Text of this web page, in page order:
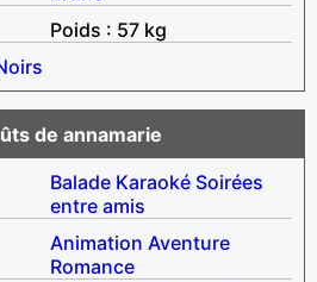
Poids : 57 kg
de annamarie
Balade Karaoké Soirées
entre amis
Animation Aventure
Romance